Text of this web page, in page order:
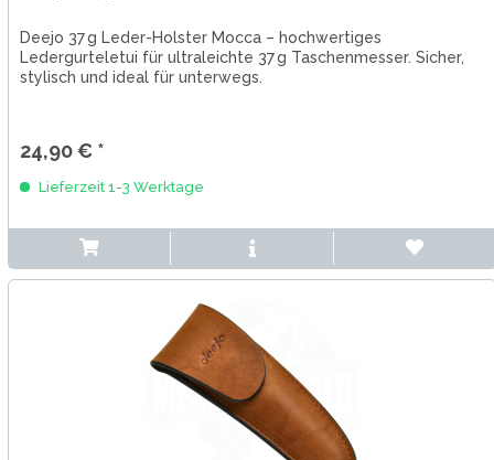
Deejo 37 g Leder-Holster Mocca – hochwertiges
Ledergurteletui für ultraleichte 37 g Taschenmesser. Sicher,
stylisch und ideal für unterwegs.
24,90 € *
Lieferzeit 1-3 Werktage